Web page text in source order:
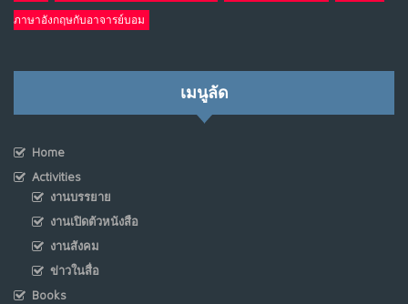
ภาษาอังกฤษกับอาจารย์บอม
เมนูลัด
Home
Activities
งานบรรยาย
งานเปิดตัวหนังสือ
งานสังคม
ข่าวในสื่อ
Books